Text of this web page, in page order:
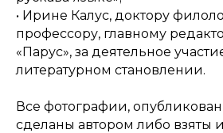
• Ирине Калус, доктору
профессору, главному
«Парус», за деятельное
литературном становлении.
Все фотографии,
сделаны автором либо взяты